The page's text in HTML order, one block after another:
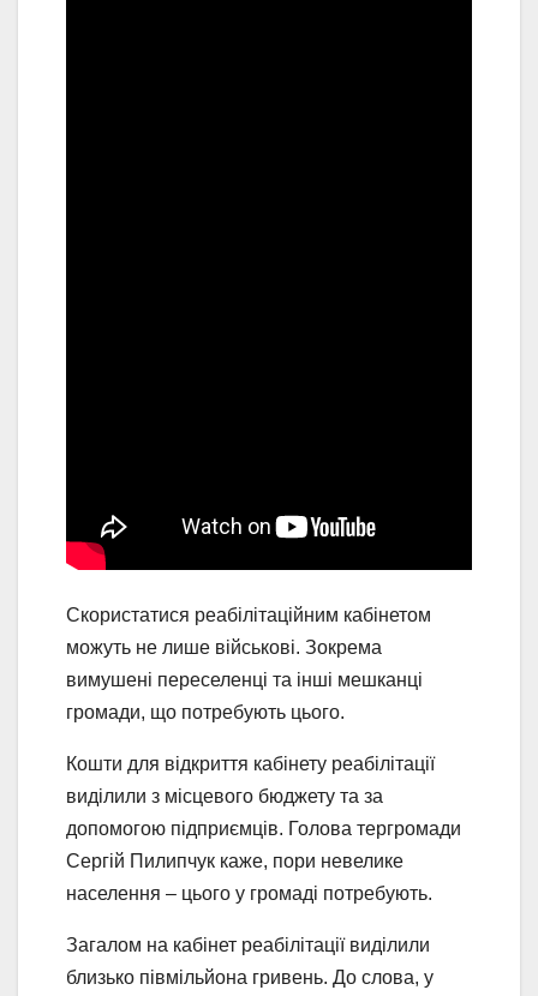
Скористатися реабілітаційним кабінетом
можуть не лише військові. Зокрема
вимушені переселенці та інші мешканці
громади, що потребують цього.
Кошти для відкриття кабінету реабілітації
виділили з місцевого бюджету та за
допомогою підприємців. Голова тергромади
Сергій Пилипчук каже, пори невелике
населення – цього у громаді потребують.
Загалом на кабінет реабілітації виділили
близько півмільйона гривень. До слова, у